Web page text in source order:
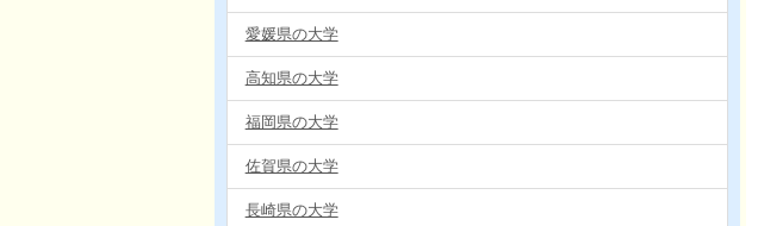
愛媛県の大学
高知県の大学
福岡県の大学
佐賀県の大学
長崎県の大学